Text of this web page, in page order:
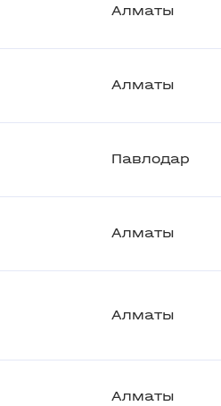
Алматы
Алматы
Павлодар
Алматы
Алматы
Алматы